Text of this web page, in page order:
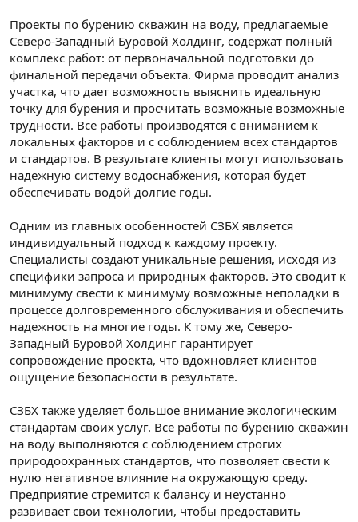
Проекты по бурению скважин на воду, предлагаемые
Северо-Западный Буровой Холдинг, содержат полный
комплекс работ: от первоначальной подготовки до
финальной передачи объекта. Фирма проводит анализ
участка, что дает возможность выяснить идеальную
точку для бурения и просчитать возможные возможные
трудности. Все работы производятся с вниманием к
локальных факторов и с соблюдением всех стандартов
и стандартов. В результате клиенты могут использовать
надежную систему водоснабжения, которая будет
обеспечивать водой долгие годы.
Одним из главных особенностей СЗБХ является
индивидуальный подход к каждому проекту.
Специалисты создают уникальные решения, исходя из
специфики запроса и природных факторов. Это сводит к
минимуму свести к минимуму возможные неполадки в
процессе долговременного обслуживания и обеспечить
надежность на многие годы. К тому же, Северо-
Западный Буровой Холдинг гарантирует
сопровождение проекта, что вдохновляет клиентов
ощущение безопасности в результате.
СЗБХ также уделяет большое внимание экологическим
стандартам своих услуг. Все работы по бурению скважин
на воду выполняются с соблюдением строгих
природоохранных стандартов, что позволяет свести к
нулю негативное влияние на окружающую среду.
Предприятие стремится к балансу и неустанно
развивает свои технологии, чтобы предоставить